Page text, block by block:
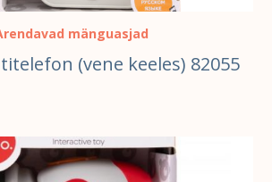
mänguasjad
(vene keeles) 82055